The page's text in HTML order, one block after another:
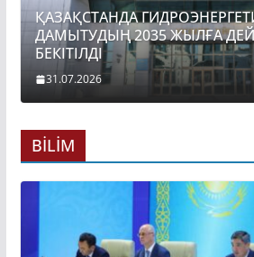
ҚАЗАҚСТАНДА
ДАМЫТУДЫҢ 2035 ЖЫЛҒА
БЕКІТІЛДІ
31.07.2026
BİLİM